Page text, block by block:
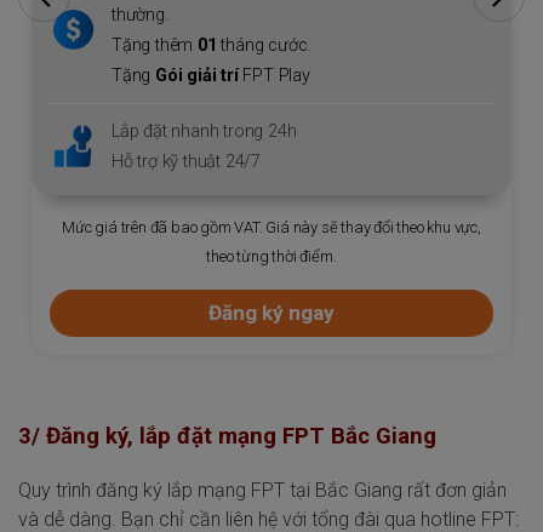
thường.
Tặng thêm 01tháng cước.
Tặng Gói giải tríFPT Play
Lắp đặt nhanh trong 24h
Hỗ trợ kỹ thuật 24/7
Mức giá trên đã bao gồm VAT. Giá này sẽ thay đổi theo khu vực,
theo từng thời điểm.
Đăng ký ngay
3/ Đăng ký, lắp đặt mạng FPT Bắc Giang
Quy trình đăng ký lắp mạng FPT tại Bắc Giang rất đơn giản
và dễ dàng. Bạn chỉ cần liên hệ với tổng đài qua hotline FPT: